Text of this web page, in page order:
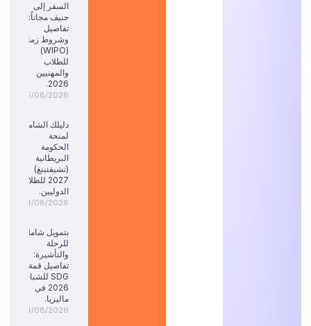
السفر إلى
جنيف مجاناً:
تفاصيل
وشروط زمالة
(WIPO)
للطلاب
والمهنيين
2026.
05/08/2026
دليلك الشامل
لمنحة
الحكومة
البريطانية
(تشيفنينغ)
2027 للطلاب
الدوليين.
04/08/2026
بتمويل شامل
للرحلة
والتأشيرة:
تفاصيل قمة
SDG للشباب
2026 في
ماليزيا.
04/08/2026